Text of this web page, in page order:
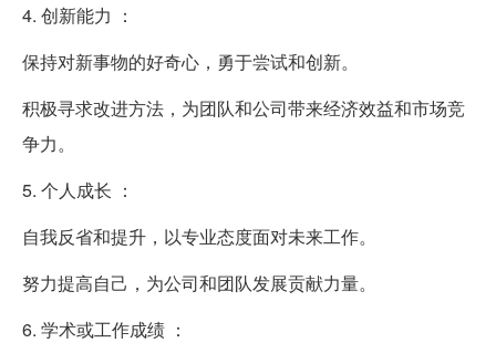
4. 创新能力 ：
保持对新事物的好奇心，勇于尝试和创新。
积极寻求改进方法，为团队和公司带来经济效益和市场竞
争力。
5. 个人成长 ：
自我反省和提升，以专业态度面对未来工作。
努力提高自己，为公司和团队发展贡献力量。
6. 学术或工作成绩 ：